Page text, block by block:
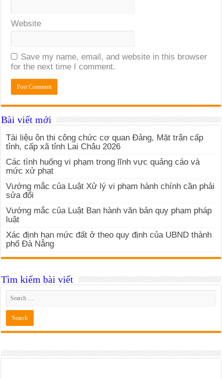
Website
Save my name, email, and website in this browser
for the next time I comment.
Bài viết mới
Tài liệu ôn thi công chức cơ quan Đảng, Mặt trận cấp
tỉnh, cấp xã tỉnh Lai Châu 2026
Các tình huống vi phạm trong lĩnh vực quảng cáo và
mức xử phạt
Vướng mắc của Luật Xử lý vi phạm hành chính cần phải
sửa đổi
Vướng mắc của Luật Ban hành văn bản quy phạm pháp
luật
Xác định hạn mức đất ở theo quy định của UBND thành
phố Đà Nẵng
Tìm kiếm bài viết